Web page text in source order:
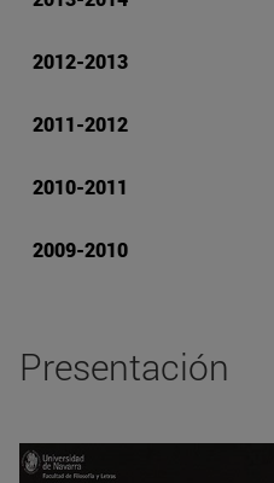
2012-2013
2011-2012
2010-2011
2009-2010
Presentación